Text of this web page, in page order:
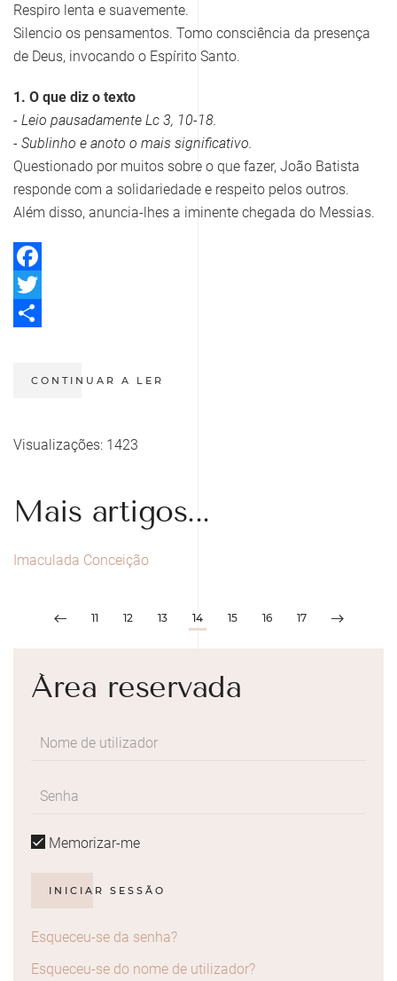
Respiro lenta e suavemente.
Silencio os pensamentos. Tomo consciência da presença
de Deus, invocando o Espírito Santo.
1. O que diz o texto
- Leio pausadamente Lc 3, 10-18.
- Sublinho e anoto o mais significativo.
Questionado por muitos sobre o que fazer, João Batista
responde com a solidariedade e respeito pelos outros.
Além disso, anuncia-lhes a iminente chegada do Messias.
Facebook
Twitter
CONTINUAR A LER
Visualizações: 1423
Mais artigos...
Imaculada Conceição
11 12 13 14 15 16 17
Área reservada
Memorizar-me
INICIAR SESSÃO
Esqueceu-se da senha?
Esqueceu-se do nome de utilizador?